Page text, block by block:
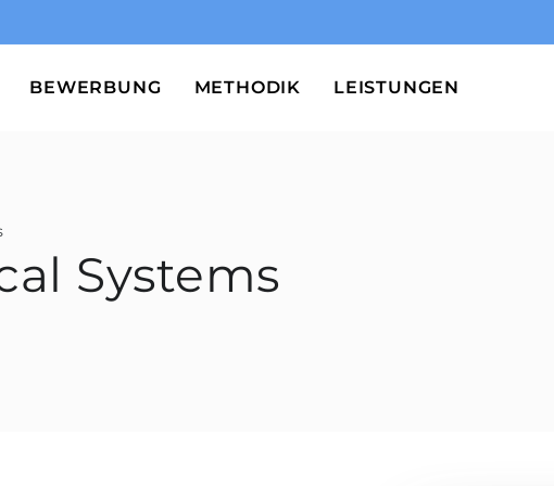
BEWERBUNG METHODIK LEISTUNGEN
Systems